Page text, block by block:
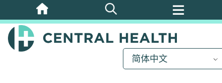
跳
至
主
简体中文